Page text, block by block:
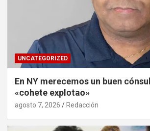
UNCATEGORIZED
En NY merecemos un buen
«cohete explotao»
agosto 7, 2026 Redacción